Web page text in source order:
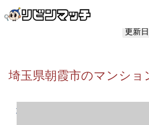
更新日
埼玉県朝霞市のマンショ
埼玉県朝霞市のマンション売